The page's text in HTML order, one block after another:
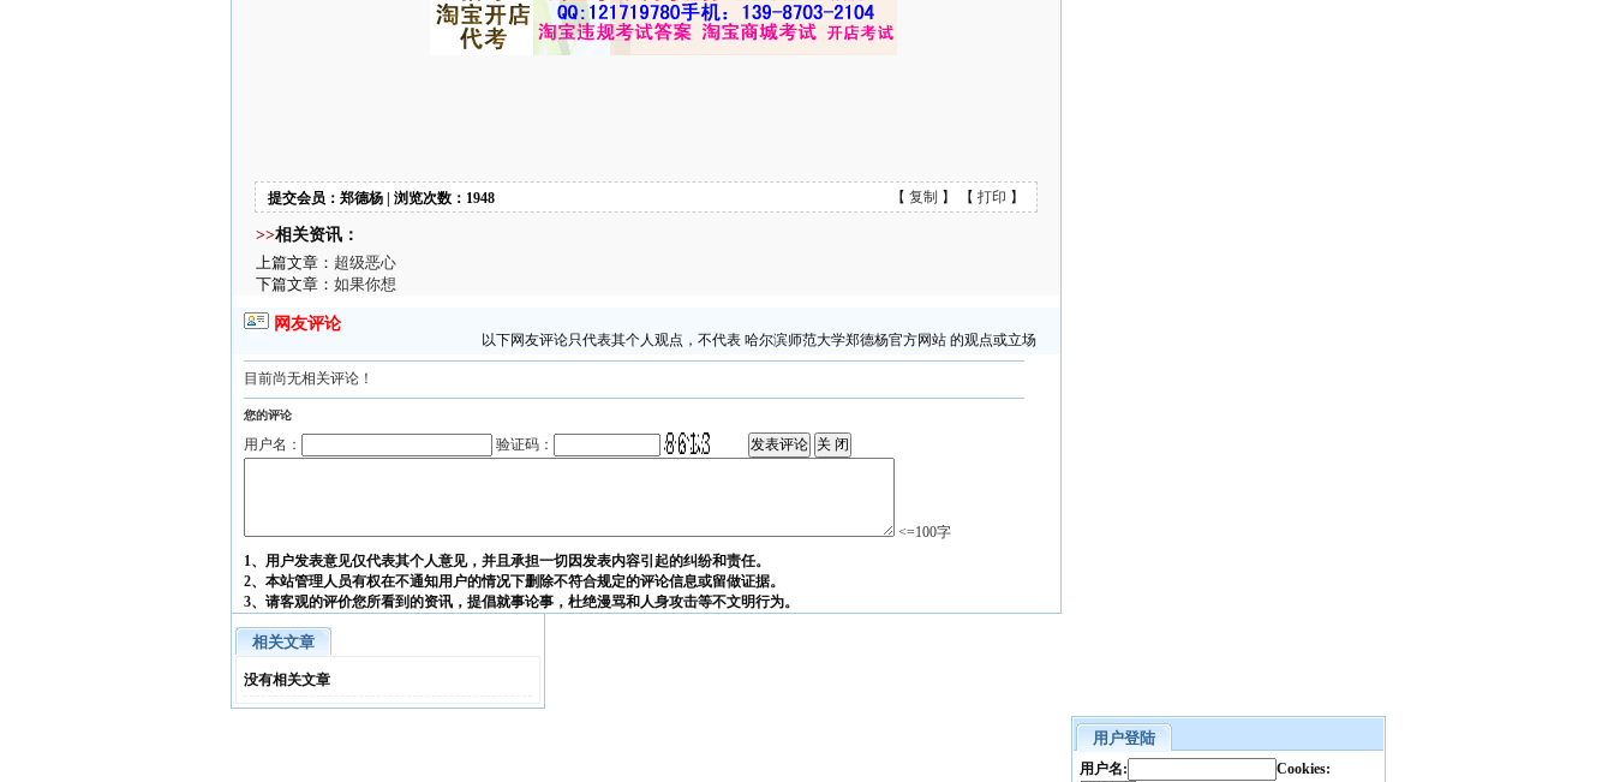
提交会员：郑德杨 | 浏览次数：1948 【 复制 】 【 打印 】
>>相关资讯：
上篇文章： 超级恶心
下篇文章： 如果你想
网友评论
以下网友评论只代表其个人观点，不代表 哈尔滨师范大学郑德杨官方网站 的观点或立场
目前尚无相关评论！
您的评论
用户名： 验证码：
<=100字
1、用户发表意见仅代表其个人意见，并且承担一切因发表内容引起的纠纷和责任。
2、本站管理人员有权在不通知用户的情况下删除不符合规定的评论信息或留做证据。
3、请客观的评价您所看到的资讯，提倡就事论事，杜绝漫骂和人身攻击等不文明行为。
相关文章
没有相关文章
用户登陆
用户名: Cookies: